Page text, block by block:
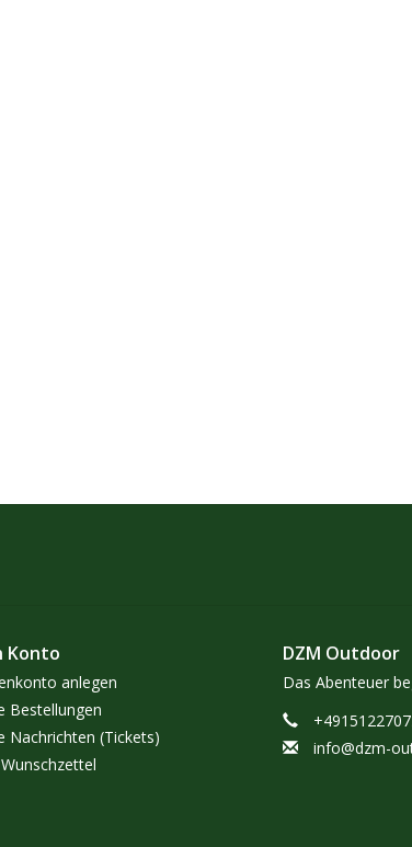
Konto
anlegen
Bestellungen
Nachrichten (Tickets)
DZM Outdoor
Das Abenteuer
info@dzm-